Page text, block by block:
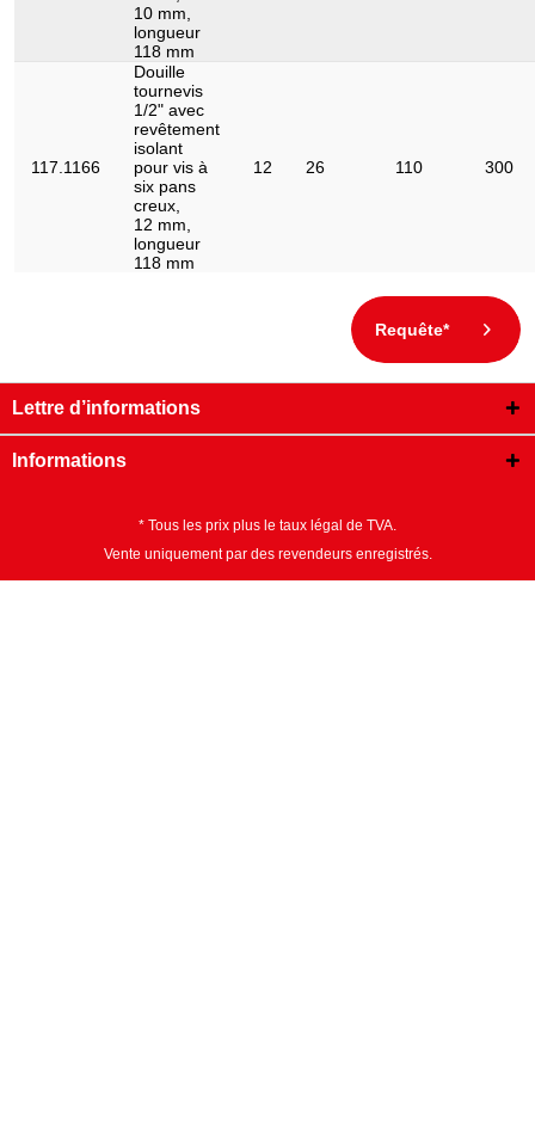
10 mm,
longueur
118 mm
117.1166
Douille
tournevis
1/2" avec
revêtement
isolant
pour vis à
six pans
creux,
12 mm,
longueur
118 mm
12 26 110 300
Requête*
Lettre d’informations
Informations
* Tous les prix plus le taux légal de TVA.
Vente uniquement par des revendeurs enregistrés.